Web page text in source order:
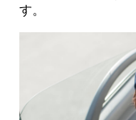
す。